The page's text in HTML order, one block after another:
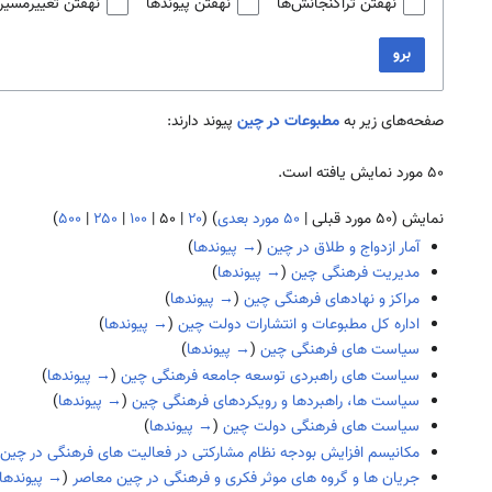
برو
صفحه‌های زیر بهمطبوعات در چین پیوند دارند:
۵۰ مورد نمایش یافته است.
نمایش (۵۰ مورد قبلی | ۵۰ مورد بعدی ) (۲۰ | ۵۰| ۱۰۰ | ۲۵۰ | ۵۰۰)
آمار ازدواج و طلاق در چین (→ پیوندها)
مدیریت فرهنگی چین (→ پیوندها)
مراکز و نهادهای فرهنگی چین (→ پیوندها)
اداره کل مطبوعات و انتشارات دولت چین (→ پیوندها)
سیاست های فرهنگی چین (→ پیوندها)
سیاست های راهبردی توسعه جامعه فرهنگی چین (→ پیوندها)
سیاست ها، راهبردها و رویکردهای فرهنگی چین (→ پیوندها)
سیاست های فرهنگی دولت چین (→ پیوندها)
مکانیسم افزایش بودجه نظام مشارکتی در فعالیت های فرهنگی در چین
جریان ها و گروه های موثر فکری و فرهنگی در چین معاصر (
→